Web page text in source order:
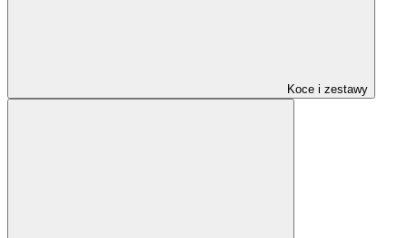
Koce i zestawy